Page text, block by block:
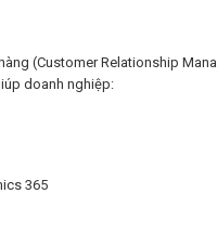
(Customer Relationship
doanh nghiệp:
365